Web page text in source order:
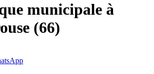
municipale à
(66)